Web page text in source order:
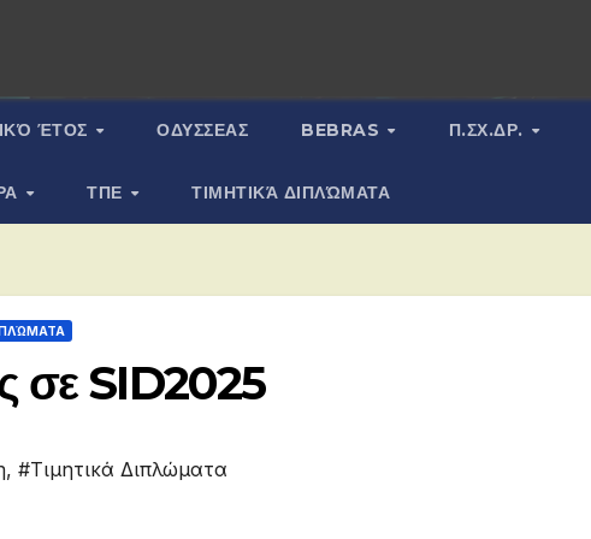
ΈΤΟΣ ΟΔΥΣΣΕΑΣ BEBRAS Π.ΣΧ.ΔΡ.
ΤΠΕ ΤΙΜΗΤΙΚΆ ΔΙΠΛΏΜΑΤΑ
σε SID2025
, #Τιμητικά Διπλώματα